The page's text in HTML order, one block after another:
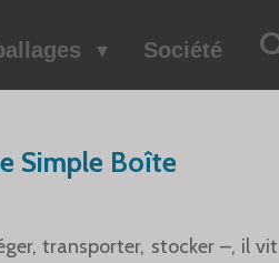
Société
Simple Boîte
transporter, stocker –, il vit